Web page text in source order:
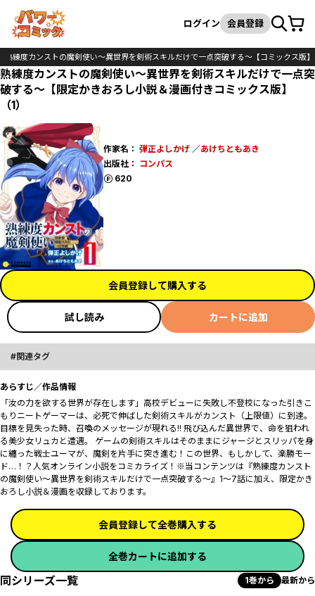
検索
ログイン 会員登録カート
熟練度カンストの魔剣使い～異世界を剣術スキルだけで一点突破する～【コミックス版】
熟練度カンストの魔剣使い～異世界を剣術スキルだけで一点突
破する～【限定かきおろし小説＆漫画付きコミックス版】
（1）
作家名： 弾正よしかげ／あけちともあき
出版社：
コンパス
620
ポイント
会員登録して購入する
試し読み カートに追加
関連タグ
あらすじ／作品情報
「汝の力を欲する世界が存在します」高校デビューに失敗し不登校になった引きこ
もりニートゲーマーは、必死で伸ばした剣術スキルがカンスト（上限値）に到達。
目標を見失った時、召喚のメッセージが現れる!! 飛び込んだ異世界で、命を狙われ
る美少女リュカと遭遇。 ゲームの剣術スキルはそのままにジャージとスリッパを身
に纏った戦士ユーマが、魔剣を片手に突き進む！この世界、もしかして、楽勝モー
ド…！？人気オンライン小説をコミカライズ！※当コンテンツは『熟練度カンスト
の魔剣使い～異世界を剣術スキルだけで一点突破する～』1～7話に加え、限定かき
おろし小説＆漫画を収録しております。
会員登録して全巻購入する
全巻カートに追加する
同シリーズ一覧 1巻から 最新から